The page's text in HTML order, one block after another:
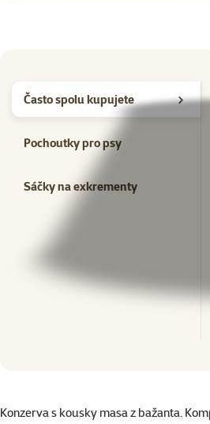
Často spolu kupujete
Pochoutky pro psy
Sáčky na exkrementy
superzoo.product.detail.content
Konzerva s kousky masa z bažanta.